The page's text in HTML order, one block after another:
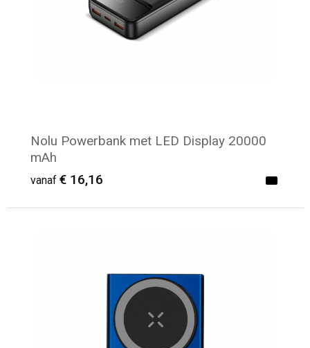
Nolu Powerbank met LED Display 20000
mAh
vanaf € 16,16